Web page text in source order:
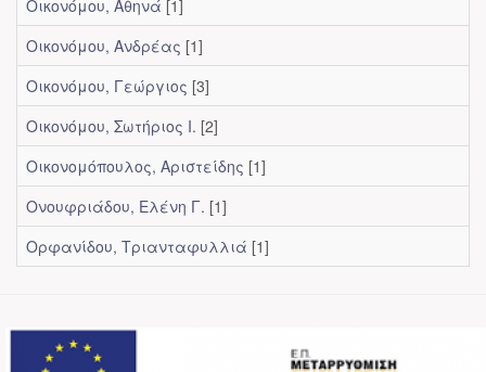
Οικονόμου, Αθηνά [1]
Οικονόμου, Ανδρέας [1]
Οικονόμου, Γεώργιος [3]
Οικονόμου, Σωτήριος Ι. [2]
Οικονομόπουλος, Αριστείδης [1]
Ονουφριάδου, Ελένη Γ. [1]
Ορφανίδου, Τριανταφυλλιά [1]